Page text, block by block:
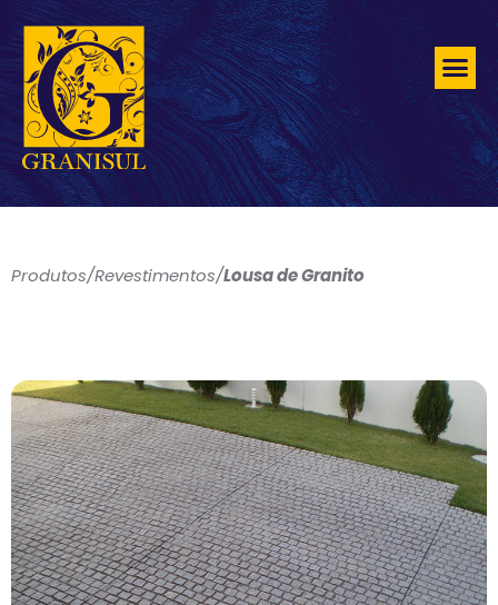
Produtos/Revestimentos/Lousa de Granito